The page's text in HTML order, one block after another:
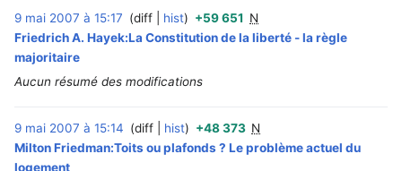
9 mai 2007 à 15:17 diff hist +59 651 N
Friedrich A. Hayek:La Constitution de la liberté - la règle
majoritaire
Aucun résumé des modifications
9 mai 2007 à 15:14 diff hist +48 373 N
Milton Friedman:Toits ou plafonds ? Le problème actuel du
logement